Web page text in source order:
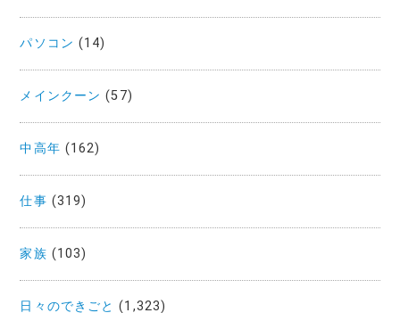
パソコン (14)
メインクーン (57)
中高年 (162)
仕事 (319)
家族 (103)
日々のできごと (1,323)